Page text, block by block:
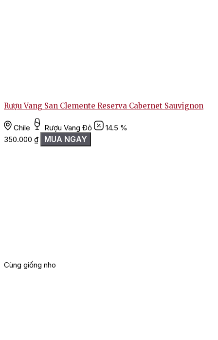
Rượu Vang San Clemente Reserva Cabernet Sauvignon
Chile Rượu Vang Đỏ
14.5 %
350.000 ₫ MUA NGAY
Cùng giống nho